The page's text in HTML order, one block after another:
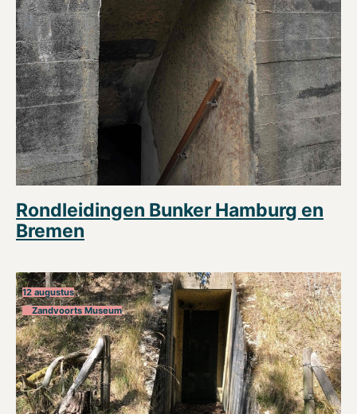
Rondleidingen Bunker Hamburg en
Bremen
12 augustus
Zandvoorts Museum